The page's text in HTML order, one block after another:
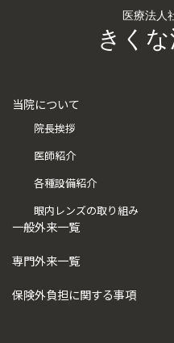
医療法人
きく
当院について
院長挨拶
医師紹介
各種設備紹介
眼内レンズの取り組み
一般外来一覧
専門外来一覧
保険外負担に関する事項